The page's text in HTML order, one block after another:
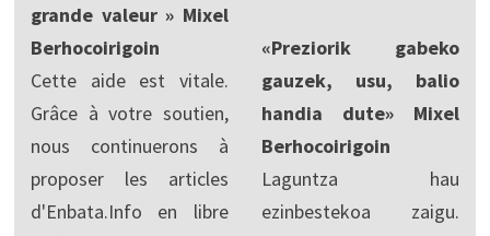
grande valeur » Mixel
Berhocoirigoin
Cette aide est vitale.
Grâce à votre soutien,
nous continuerons à
proposer les articles
d'Enbata.Info en libre
«Preziorik gabeko
gauzek, usu, balio
handia dute» Mixel
Berhocoirigoin
Laguntza hau
ezinbestekoa zaigu.